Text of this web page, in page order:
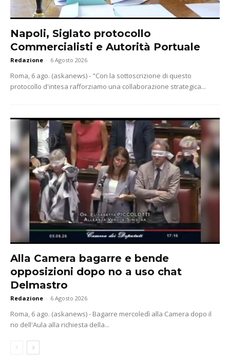
Napoli, Siglato protocollo
Commercialisti e Autorità Portuale
Redazione - 6 Agosto 2026
Roma, 6 ago. (askanews) - "Con la sottoscrizione di questo
protocollo d'intesa rafforziamo una collaborazione strategica...
Alla Camera bagarre e bende
opposizioni dopo no a uso chat
Delmastro
Redazione - 6 Agosto 2026
Roma, 6 ago. (askanews) - Bagarre mercoledì alla Camera dopo il
no dell'Aula alla richiesta della...